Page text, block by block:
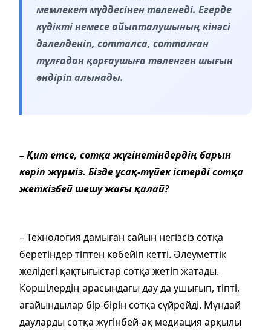
мемлекет мүддесінен төленеді. Егерде
күдікті немесе айыпталушының кінәсі
дәлелденіп, сотталса, сотталған
тұлғадан қорғаушыға төленген шығын
өндіріп алынады.
– Қит етсе, сотқа жүгінетіндердің барын
көріп жүрміз. Бізде ұсақ-түйек істерді сотқа
жеткізбей шешу жағы қалай?
– Технология дамыған сайын негізсіз сотқа
беретіндер тіптен көбейіп кетті. Әлеуметтік
желідегі қақтығыстар сотқа жетіп жатады.
Көршілердің арасындағы дау да ушығып, тіпті,
ағайындылар бір-бірін сотқа сүйрейді. Мұндай
дауларды сотқа жүгінбей-ақ медиация арқылы